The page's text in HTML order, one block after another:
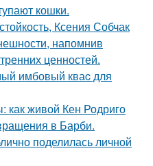
кошки.
Ксения Собчак
напомнив
ценностей.
имбовый кваc для
как живой Кен Родриго
в Барби.
поделилась личной